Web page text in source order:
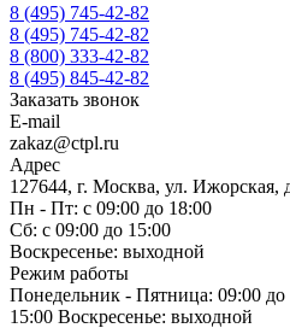
8 (495) 745-42-82
8 (495) 745-42-82
8 (800) 333-42-82
8 (495) 845-42-82
Заказать звонок
E-mail
zakaz@ctpl.ru
Адрес
127644, г. Москва, ул.
Пн - Пт: с 09:00 до 18:00
Сб: с 09:00 до 15:00
Воскресенье: выходной
Режим работы
Понедельник - Пятница: 09:00 до
15:00 Воскресенье: выходной